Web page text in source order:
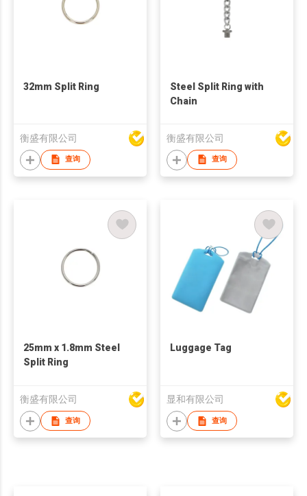
32mm Split Ring
衡盛有限公司
查询
Steel Split Ring with
Chain
衡盛有限公司
查询
25mm x 1.8mm Steel
Split Ring
衡盛有限公司
查询
Luggage Tag
显和有限公司
查询